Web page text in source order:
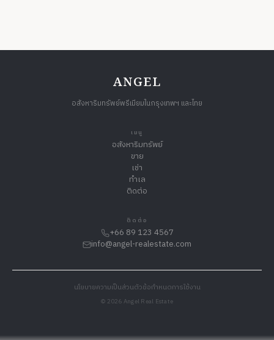
ANGEL
อสังหาริมทรัพย์พรีเมียมในกรุงเทพฯ และไทย
เมนู
อสังหาริมทรัพย์
ขาย
เช่า
ทำเล
ติดต่อ
ติดต่อ
+66 89 123 4567
info@angel-realestate.com
นโยบายความเป็นส่วนตัวข้อกำหนดการใช้งาน
© 2026 Angel Real Estate